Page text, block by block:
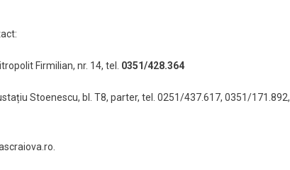
Firmilian, nr. 14, tel. 0351/428.364
Stoenescu, bl. T8, parter, tel. 0251/437.617, 0351/171.892,